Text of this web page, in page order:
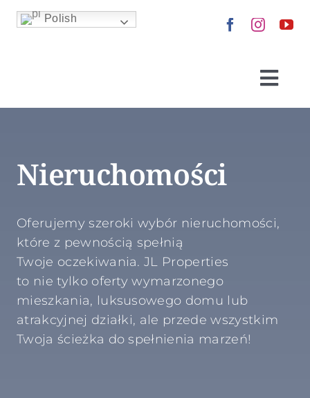
Skip
Polish
Kup dla siebie
Sprzedaj
Zainwestuj
Flipuj
Nieruchomości
Oferujemy szeroki wybór nieruchomości,
które z pewnością spełnią
Twoje oczekiwania. JL Properties
to nie tylko oferty wymarzonego
mieszkania, luksusowego domu lub
atrakcyjnej działki, ale przede wszystkim
Twoja ścieżka do spełnienia marzeń!